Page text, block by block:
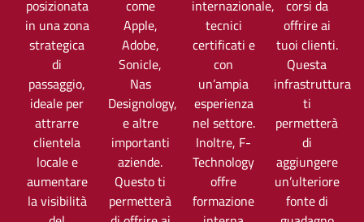
posizionata
in una zona
strategica
di
passaggio,
ideale per
attrarre
clientela
locale e
aumentare
la visibilità
come
Apple,
Adobe,
Sonicle,
Nas
Designology,
e altre
importanti
aziende.
Questo ti
permetterà
internazionale,
tecnici
certificati e
con
un’ampia
esperienza
nel settore.
Inoltre, F-
Technology
offre
formazione
corsi da
offrire ai
tuoi clienti.
Questa
infrastruttura
ti
permetterà
di
aggiungere
un’ulteriore
fonte di